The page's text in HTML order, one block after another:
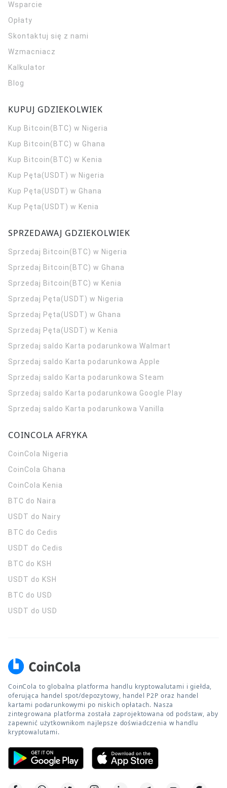
Wsparcie
Opłaty
Skontaktuj się z nami
Wzmacniacz
Kalkulator
Blog
KUPUJ GDZIEKOLWIEK
Kup Bitcoin(BTC) w Nigeria
Kup Bitcoin(BTC) w Ghana
Kup Bitcoin(BTC) w Kenia
Kup Pęta(USDT) w Nigeria
Kup Pęta(USDT) w Ghana
Kup Pęta(USDT) w Kenia
SPRZEDAWAJ GDZIEKOLWIEK
Sprzedaj Bitcoin(BTC) w Nigeria
Sprzedaj Bitcoin(BTC) w Ghana
Sprzedaj Bitcoin(BTC) w Kenia
Sprzedaj Pęta(USDT) w Nigeria
Sprzedaj Pęta(USDT) w Ghana
Sprzedaj Pęta(USDT) w Kenia
Sprzedaj saldo Karta podarunkowa Walmart
Sprzedaj saldo Karta podarunkowa Apple
Sprzedaj saldo Karta podarunkowa Steam
Sprzedaj saldo Karta podarunkowa Google Play
Sprzedaj saldo Karta podarunkowa Vanilla
COINCOLA AFRYKA
CoinCola Nigeria
CoinCola Ghana
CoinCola Kenia
BTC do Naira
USDT do Nairy
BTC do Cedis
USDT do Cedis
BTC do KSH
USDT do KSH
BTC do USD
USDT do USD
CoinCola to globalna platforma handlu kryptowalutami i giełda,
oferująca handel spot/depozytowy, handel P2P oraz handel
kartami podarunkowymi po niskich opłatach. Nasza
zintegrowana platforma została zaprojektowana od podstaw, aby
zapewnić użytkownikom najlepsze doświadczenia w handlu
kryptowalutami.